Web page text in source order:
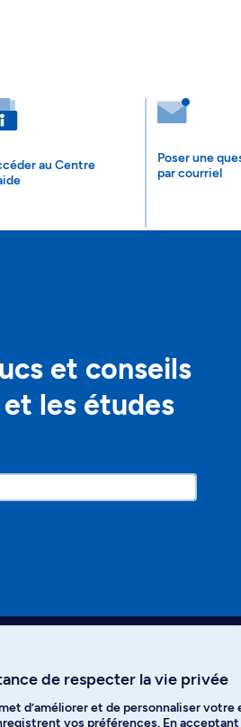
au Centre
Poser une
par courriel
et conseils
et les études
TikTok
de respecter la vie privée
d’améliorer et de personnaliser
vos préférences. En